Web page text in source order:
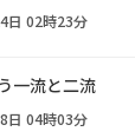
日 02時23分
一流と二流
日 04時03分